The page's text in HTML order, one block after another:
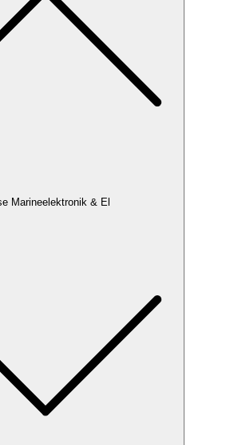
Marineelektronik & El